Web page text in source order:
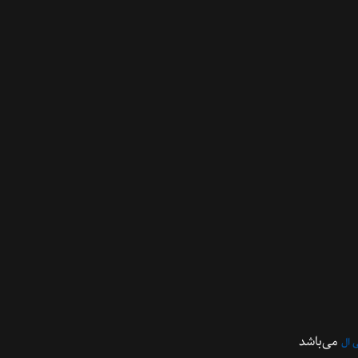
ال می‌باشد